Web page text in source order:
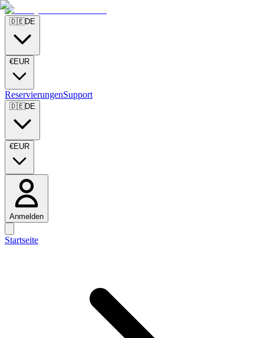
🇩🇪DE
€EUR
ReservierungenSupport
🇩🇪DE
€EUR
Anmelden
Startseite